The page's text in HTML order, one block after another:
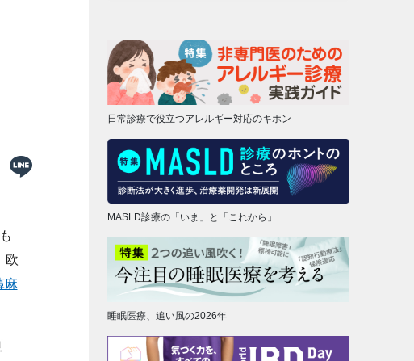
欧
麻
日常診療で役立つアレルギー対応のキホン
MASLD診療の「いま」と「これから」
睡眠医療、追い風の2026年